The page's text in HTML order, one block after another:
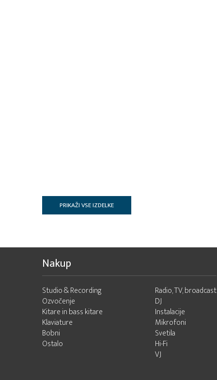
PRIKAŽI VSE IZDELKE
Nakup
Studio & Recording
Ozvočenje
Kitare in bass kitare
Klaviature
Bobni
Ostalo
Radio, TV, broadcast
DJ
Instalacije
Mikrofoni
Svetila
Hi-Fi
VJ